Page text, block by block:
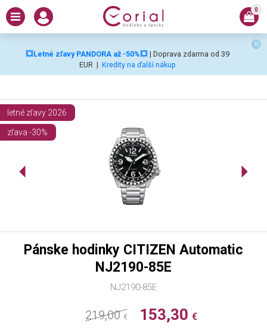
💥Letné zľavy PANDORA až -50%💥 | Doprava zdarma od 39
EUR | Kredity na ďalší nákup
0
letné zľavy 2026
zľava -30%
NJ2190-85E
Pánske hodinky CITIZEN Automatic
NJ2190-85E
219,00€ 153,30 €